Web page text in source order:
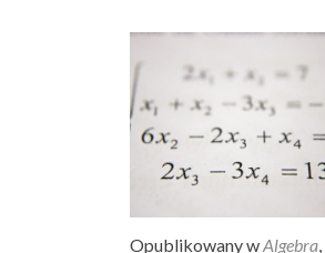
Opublikowany wAlgebra,